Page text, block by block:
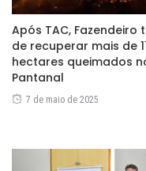
Após TAC, Fazendeiro
de recuperar mais de
hectares queimados
Pantanal
7 de maio de 2025